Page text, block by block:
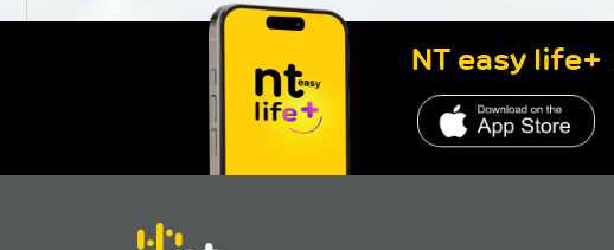
NT easy life+